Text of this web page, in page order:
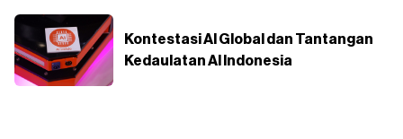
Kontestasi AI Global dan Tantangan
Kedaulatan AI Indonesia